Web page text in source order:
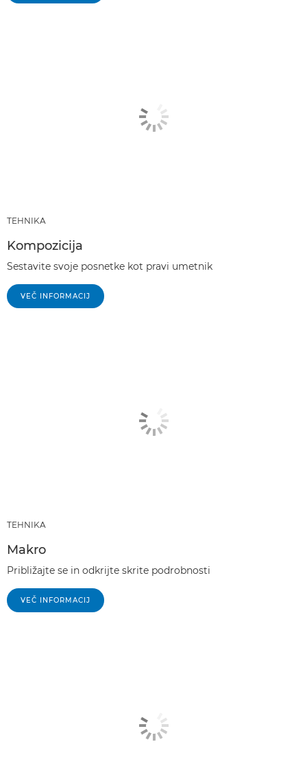
TEHNIKA
Kompozicija
Sestavite svoje posnetke kot pravi umetnik
VEČ INFORMACIJ
TEHNIKA
Makro
Približajte se in odkrijte skrite podrobnosti
VEČ INFORMACIJ